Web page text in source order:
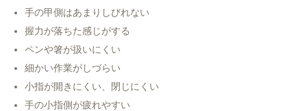
手の甲側はあまりしびれない
握力が落ちた感じがする
ペンや箸が扱いにくい
細かい作業がしづらい
小指が開きにくい、閉じにくい
手の小指側が疲れやすい